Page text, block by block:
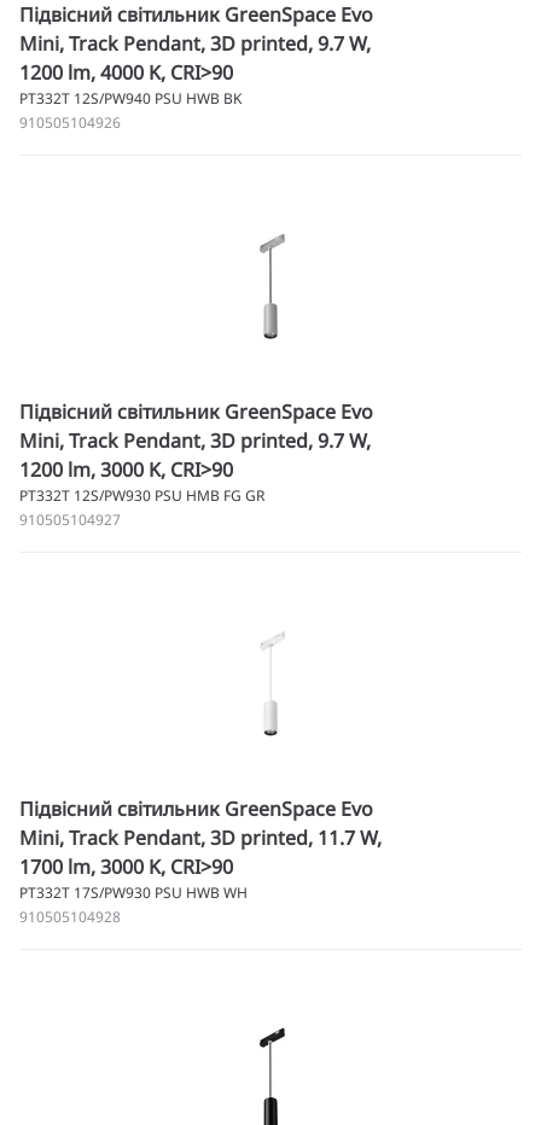
Підвісний світильник GreenSpace Evo
Mini, Track Pendant, 3D printed, 9.7 W,
1200 lm, 4000 K, CRI>90
PT332T 12S/PW940 PSU HWB BK
910505104926
Підвісний світильник GreenSpace Evo
Mini, Track Pendant, 3D printed, 9.7 W,
1200 lm, 3000 K, CRI>90
PT332T 12S/PW930 PSU HMB FG GR
910505104927
Підвісний світильник GreenSpace Evo
Mini, Track Pendant, 3D printed, 11.7 W,
1700 lm, 3000 K, CRI>90
PT332T 17S/PW930 PSU HWB WH
910505104928